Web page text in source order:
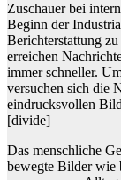
Zuschauer bei
Beginn der
Berichterstattung
erreichen
immer schneller.
versuchen sich die
eindrucksvollen
[divide]
Das menschliche
bewegte Bilder wie